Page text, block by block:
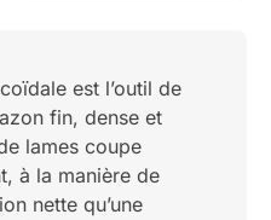
est l’outil de
fin, dense et
lames coupe
à la manière de
nette qu’une